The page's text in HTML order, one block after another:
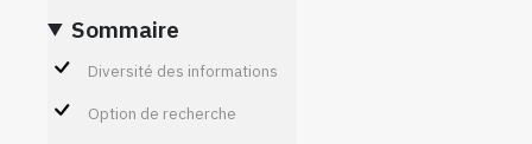
Sommaire
Diversité des informations
Option de recherche